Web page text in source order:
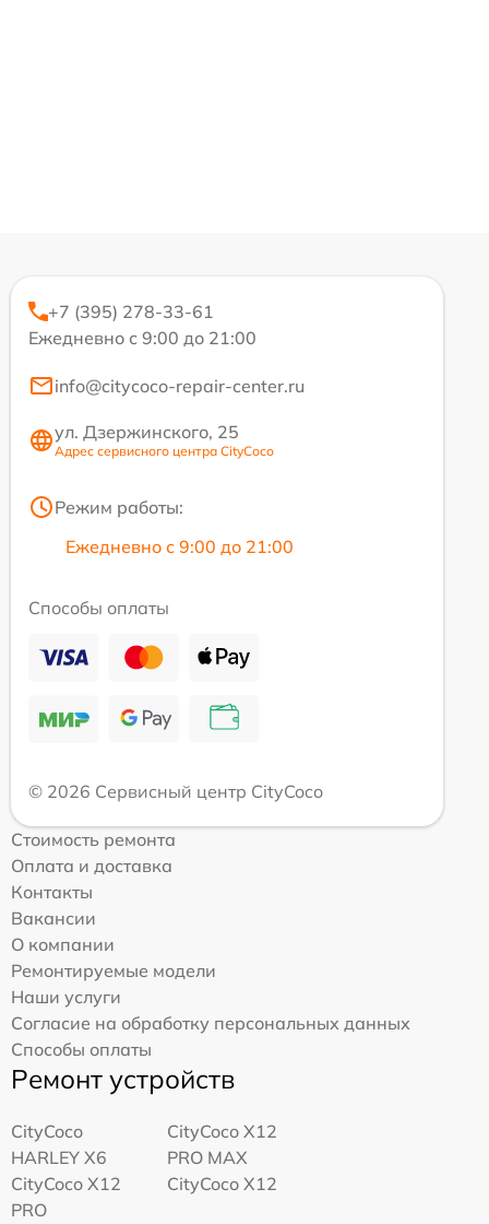
+7 (395) 278-33-61
Ежедневно с 9:00 до 21:00
info@citycoco-repair-center.ru
ул. Дзержинского, 25
Адрес сервисного центра CityCoco
Режим работы:
Ежедневно с 9:00 до 21:00
Способы оплаты
© 2026 Сервисный центр CityCoco
Стоимость ремонта
Оплата и доставка
Контакты
Вакансии
О компании
Ремонтируемые модели
Наши услуги
Согласие на обработку персональных данных
Способы оплаты
Ремонт устройств
CityCoco
HARLEY X6
CityCoco X12
PRO MAX
CityCoco X12
PRO
CityCoco X12